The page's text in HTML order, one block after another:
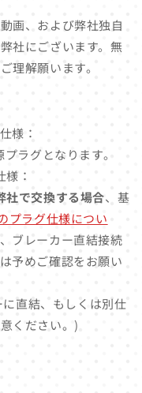
画、および弊社独自
社にございます。無
理解願います。
様：
ラグとなります。
：
社で交換する場合、基
プラグ仕様につい
ブレーカー直結接続
予めご確認をお願い
直結、もしくは別仕
ください。)